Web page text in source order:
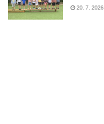
20. 7. 2026